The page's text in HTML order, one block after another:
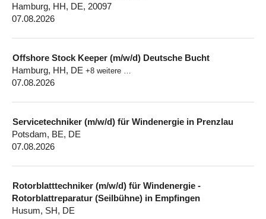
Hamburg, HH, DE, 20097
07.08.2026
Offshore Stock Keeper (m/w/d) Deutsche Bucht
Hamburg, HH, DE +8 weitere …
07.08.2026
Servicetechniker (m/w/d) für Windenergie in Prenzlau
Potsdam, BE, DE
07.08.2026
Rotorblatttechniker (m/w/d) für Windenergie -
Rotorblattreparatur (Seilbühne) in Empfingen
Husum, SH, DE